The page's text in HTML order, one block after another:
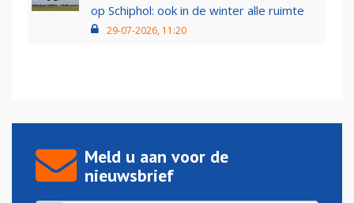
op Schiphol: ook in de winter alle ruimte
29-07-2026, 11:20
Meld u aan voor de
nieuwsbrief